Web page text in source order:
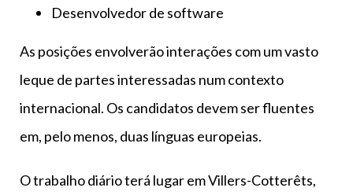
Desenvolvedor de software
As posições envolverão interações com um vasto
leque de partes interessadas num contexto
internacional. Os candidatos devem ser fluentes
em, pelo menos, duas línguas europeias.
O trabalho diário terá lugar em Villers-Cotterêts,